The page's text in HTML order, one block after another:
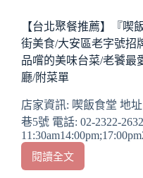
塩
麴
味
噌
麴
加
入
調
味,
呈
現
【台北聚餐推薦】『喫
街美食/大安區老字號招
品嚐的美味台菜/老饕最
廳/附菜單
店家資訊: 喫飯食堂 地
巷5號 電話: 02-2322-
閱讀全文
【台